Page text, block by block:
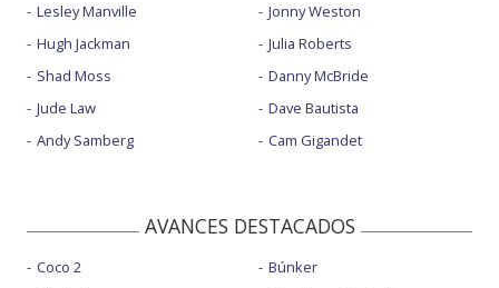
Lesley Manville
Hugh Jackman
Shad Moss
Jude Law
Andy Samberg
Jonny Weston
Julia Roberts
Danny McBride
Dave Bautista
Cam Gigandet
AVANCES DESTACADOS
Coco 2
Búnker